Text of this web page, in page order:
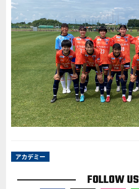
アカデミー
FOLLOW US